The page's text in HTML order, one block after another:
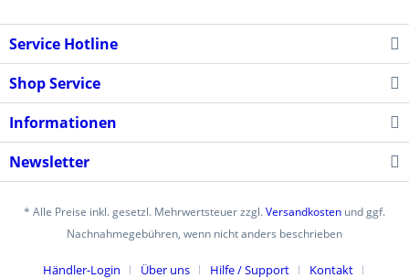
Service Hotline
Shop Service
Informationen
Newsletter
* Alle Preise inkl. gesetzl. Mehrwertsteuer zzgl.Versandkosten und ggf.
Nachnahmegebühren, wenn nicht anders beschrieben
Händler-Login Über uns Hilfe / Support
Kontakt